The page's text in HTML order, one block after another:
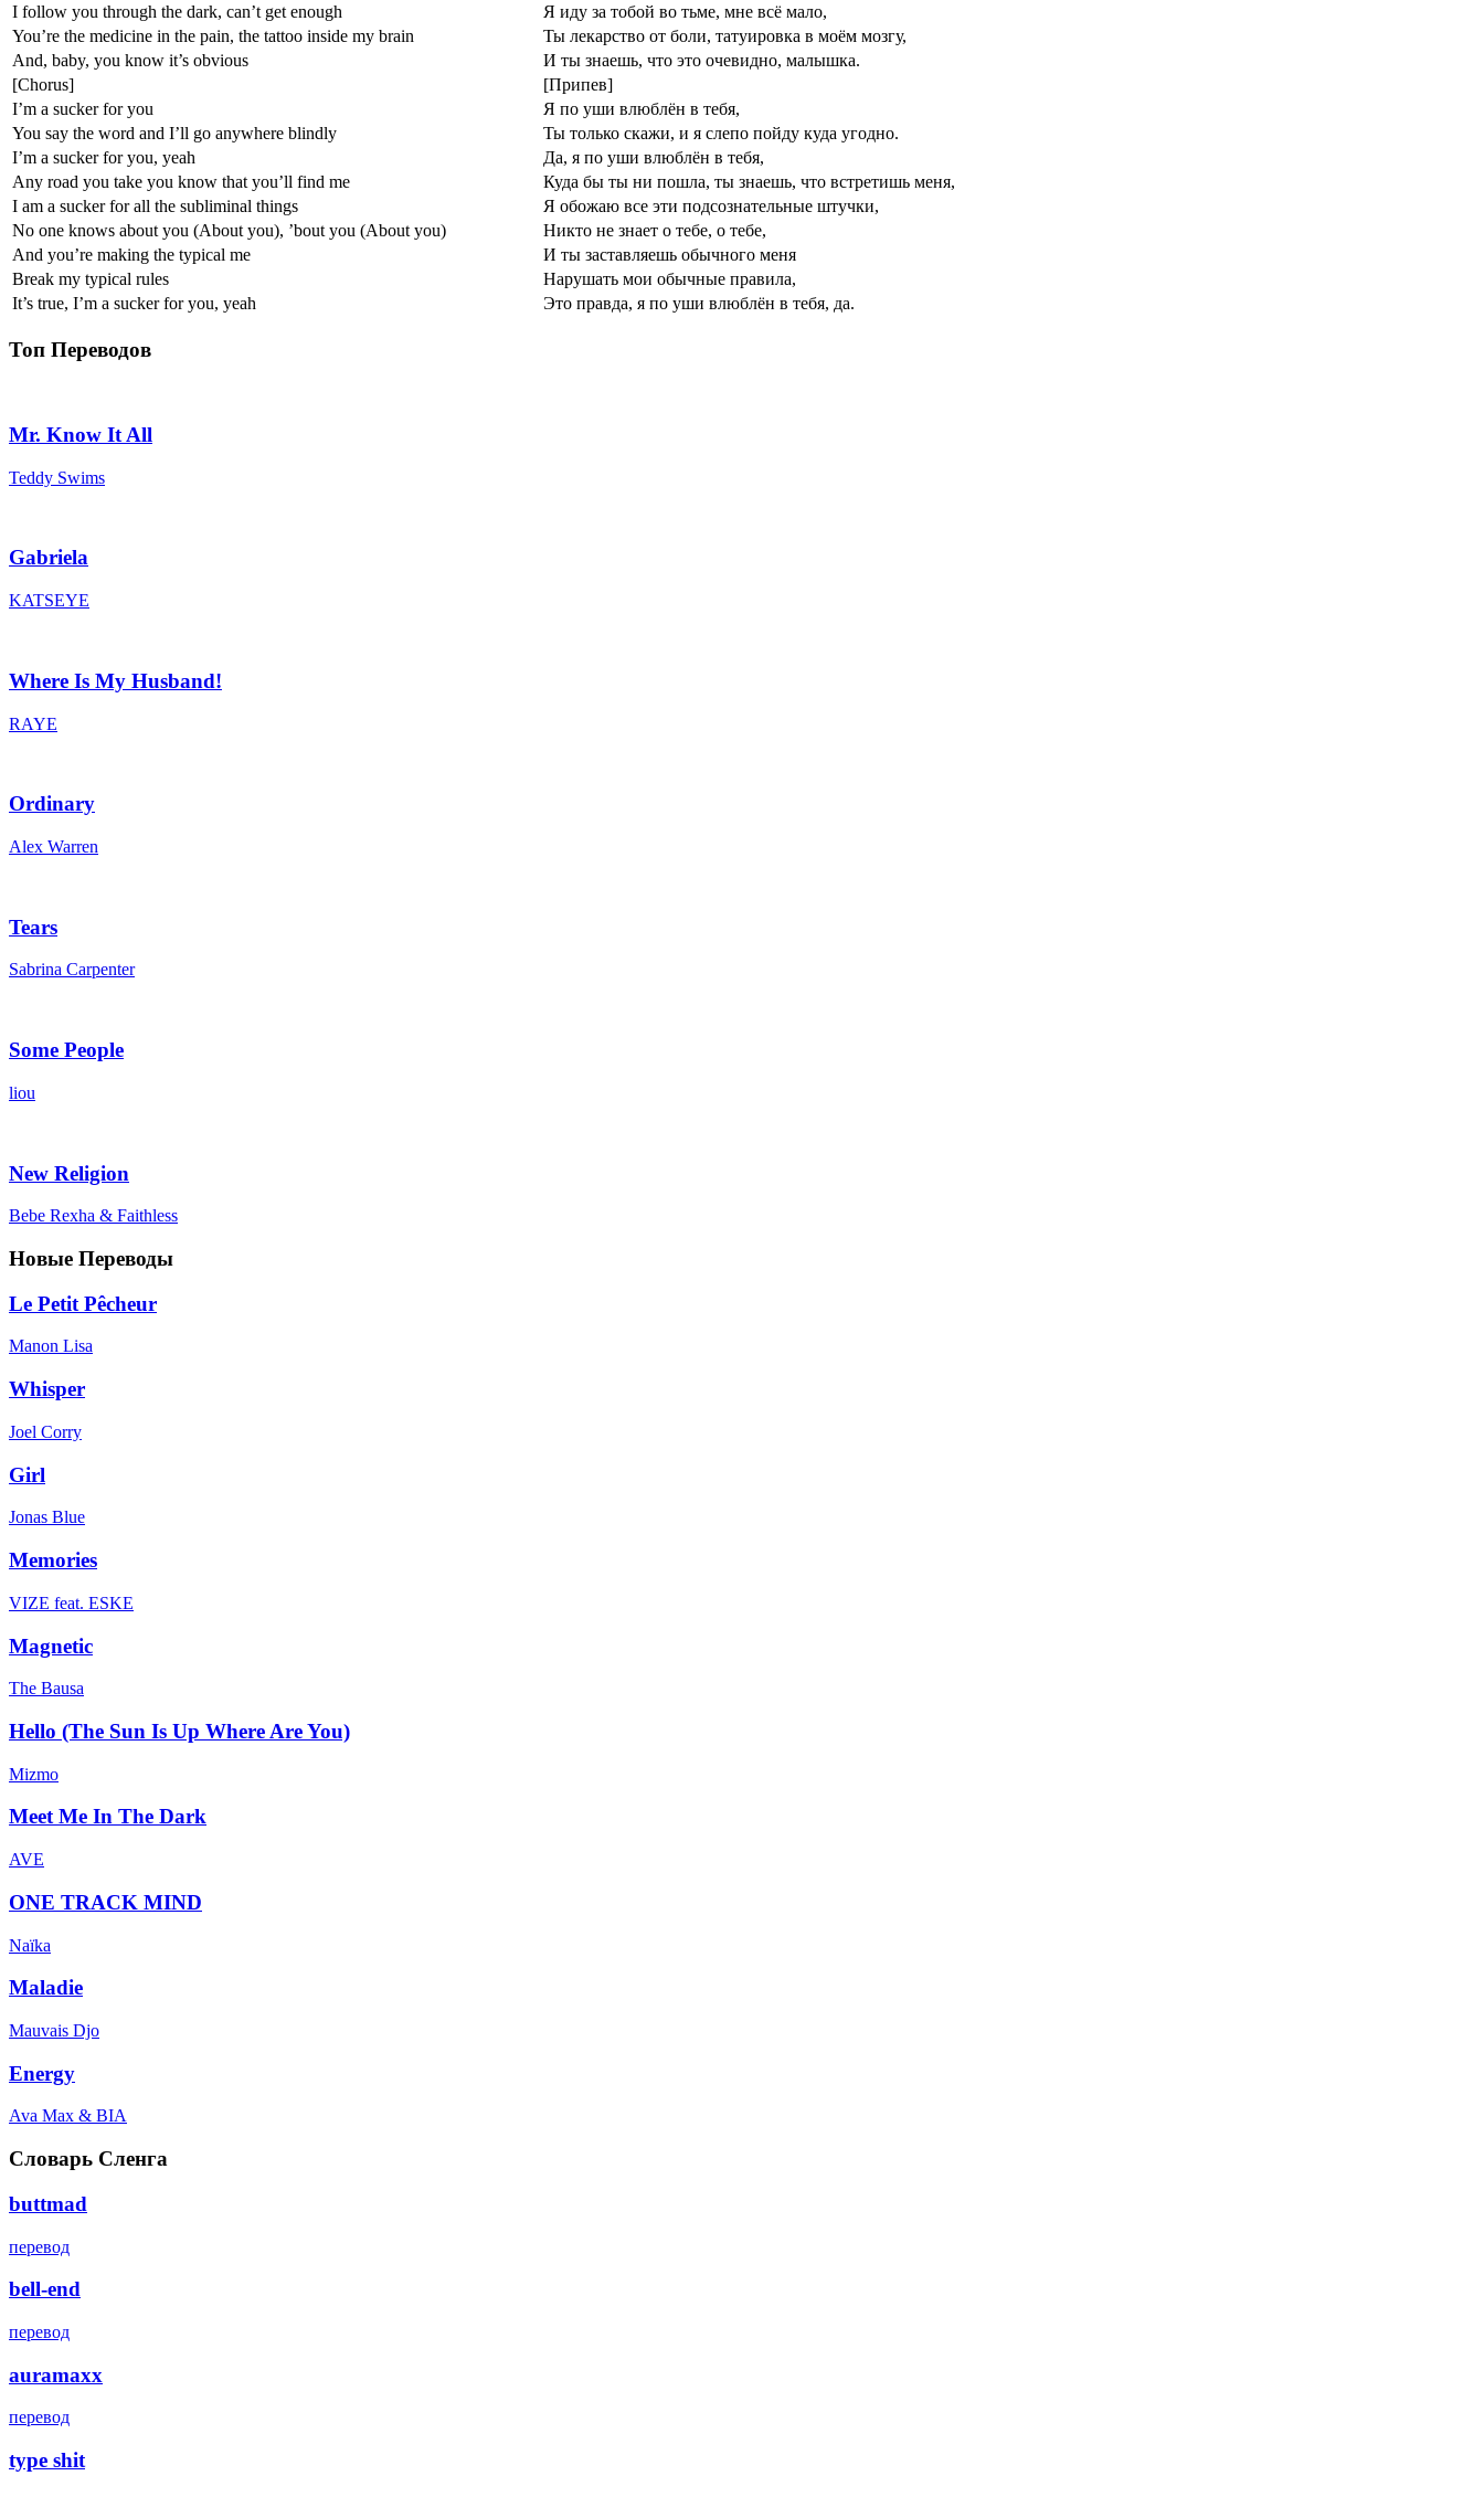
I follow you through the dark, can’t get enough
Я иду за тобой во тьме, мне всё мало,
You’re the medicine in the pain, the tattoo inside my brain
Ты лекарство от боли, татуировка в моём мозгу,
And, baby, you know it’s obvious
И ты знаешь, что это очевидно, малышка.
[Chorus]
[Припев]
I’m a sucker for you
Я по уши влюблён в тебя,
You say the word and I’ll go anywhere blindly
Ты только скажи, и я слепо пойду куда угодно.
I’m a sucker for you, yeah
Да, я по уши влюблён в тебя,
Any road you take you know that you’ll find me
Куда бы ты ни пошла, ты знаешь, что встретишь меня,
I am a sucker for all the subliminal things
Я обожаю все эти подсознательные штучки,
No one knows about you (About you), ’bout you (About you)
Никто не знает о тебе, о тебе,
And you’re making the typical me
И ты заставляешь обычного меня
Break my typical rules
Нарушать мои обычные правила,
It’s true, I’m a sucker for you, yeah
Это правда, я по уши влюблён в тебя, да.
Топ Переводов
Mr. Know It All
Teddy Swims
Gabriela
KATSEYE
Where Is My Husband!
RAYE
Ordinary
Alex Warren
Tears
Sabrina Carpenter
Some People
liou
New Religion
Bebe Rexha & Faithless
Новые Переводы
Le Petit Pêcheur
Manon Lisa
Whisper
Joel Corry
Girl
Jonas Blue
Memories
VIZE feat. ESKE
Magnetic
The Bausa
Hello (The Sun Is Up Where Are You)
Mizmo
Meet Me In The Dark
AVE
ONE TRACK MIND
Naïka
Maladie
Mauvais Djo
Energy
Ava Max & BIA
Словарь Сленга
buttmad
перевод
bell-end
перевод
auramaxx
перевод
type shit